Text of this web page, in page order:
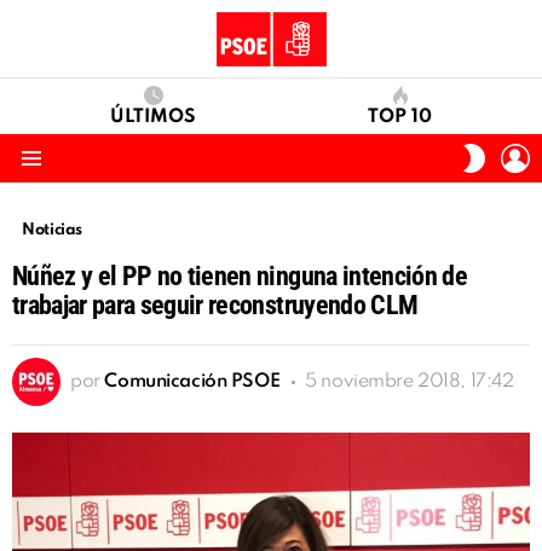
ÚLTIMOS TOP 10
SKIN
Noticias
Núñez y el PP no tienen ninguna intención de
trabajar para seguir reconstruyendo CLM
por Comunicación PSOE 5 noviembre 2018, 17:42